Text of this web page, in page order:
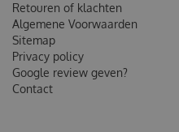
Retouren of klachten
Algemene Voorwaarden
Sitemap
Privacy policy
Google review geven?
Contact